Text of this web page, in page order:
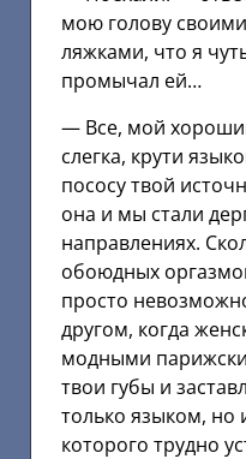
мою голову
ляжками, что я
промычал ей…
— Все, мой
слегка, крути
пососу твой
она и мы стали
направлениях.
обоюдных
просто
другом, когда
модными
твои губы и
только языком, но
которого трудно